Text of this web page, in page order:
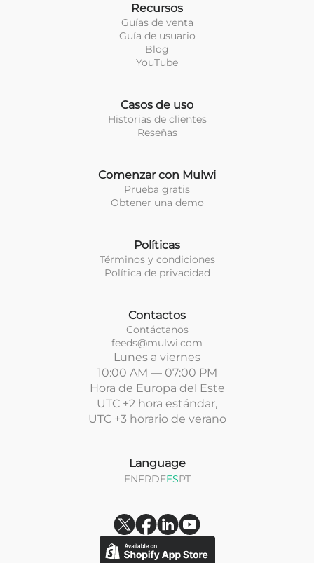
Recursos
Guías de venta
Guía de usuario
Blog
YouTube
Casos de uso
Historias de clientes
Reseñas
Contactos
Contáctanos
feeds@mulwi.com
Lunes a viernes
10:00 AM — 07:00 PM
Hora de Europa del Este
UTC +2 hora estándar,
UTC +3 horario de verano
Políticas
Términos y condiciones
Política de privacidad
Comenzar con Mulwi
Prueba gratis
Obtener una demo
Language
ENFRDEESPT